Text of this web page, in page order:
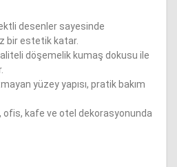
desenler sayesinde
bir estetik katar.
döşemelik kumaş dokusu ile
yüzey yapısı, pratik bakım
ofis, kafe ve otel dekorasyonunda